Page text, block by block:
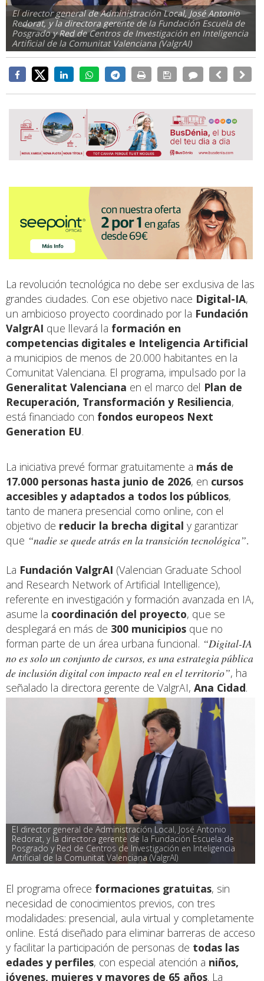
El director general de Administración Local, José Antonio
Redorat, y la directora gerente de la Fundación Escuela de
Posgrado y Red de Centros de Investigación en Inteligencia
Artificial de la Comunitat Valenciana (ValgrAI)
La revolución tecnológica no debe ser exclusiva de las
grandes ciudades. Con ese objetivo nace Digital-IA,
un ambicioso proyecto coordinado por la Fundación
ValgrAI que llevará la formación en
competencias digitales e Inteligencia Artificial
a municipios de menos de 20.000 habitantes en la
Comunitat Valenciana. El programa, impulsado por la
Generalitat Valenciana en el marco del Plan de
Recuperación, Transformación y Resiliencia,
está financiado con fondos europeos Next
Generation EU.
La iniciativa prevé formar gratuitamente a más de
17.000 personas hasta junio de 2026, en cursos
accesibles y adaptados a todos los públicos,
tanto de manera presencial como online, con el
objetivo de reducir la brecha digital y garantizar
que “nadie se quede atrás en la transición tecnológica”.
La Fundación ValgrAI (Valencian Graduate School
and Research Network of Artificial Intelligence),
referente en investigación y formación avanzada en IA,
asume la coordinación del proyecto, que se
desplegará en más de 300 municipios que no
forman parte de un área urbana funcional. “Digital-IA
no es solo un conjunto de cursos, es una estrategia pública
de inclusión digital con impacto real en el territorio”, ha
señalado la directora gerente de ValgrAI, Ana Cidad.
El director general de Administración Local, José Antonio
Redorat, y la directora gerente de la Fundación Escuela de
Posgrado y Red de Centros de Investigación en Inteligencia
Artificial de la Comunitat Valenciana (ValgrAI)
El programa ofrece formaciones gratuitas, sin
necesidad de conocimientos previos, con tres
modalidades: presencial, aula virtual y completamente
online. Está diseñado para eliminar barreras de acceso
y facilitar la participación de personas de todas las
edades y perfiles, con especial atención a niños,
jóvenes, mujeres y mayores de 65 años. La